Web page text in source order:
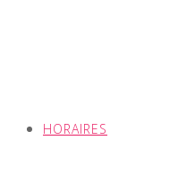
HORAIRES